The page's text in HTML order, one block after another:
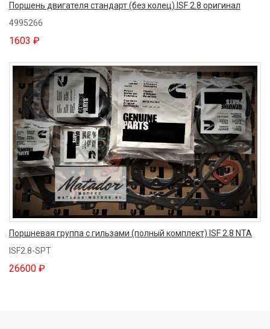
Поршень двигателя стандарт (без колец) ISF 2.8 оригинал
4995266
1603 ₽
Поршневая группа с гильзами (полный комплект) ISF 2.8 NTA
ISF2.8-SPT
26600 ₽